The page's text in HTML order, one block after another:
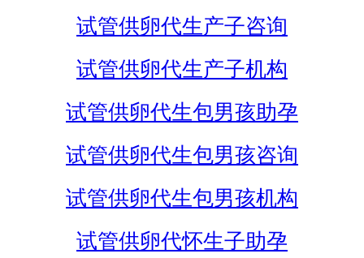
试管供卵代生产子咨询
试管供卵代生产子机构
试管供卵代生包男孩助孕
试管供卵代生包男孩咨询
试管供卵代生包男孩机构
试管供卵代怀生子助孕